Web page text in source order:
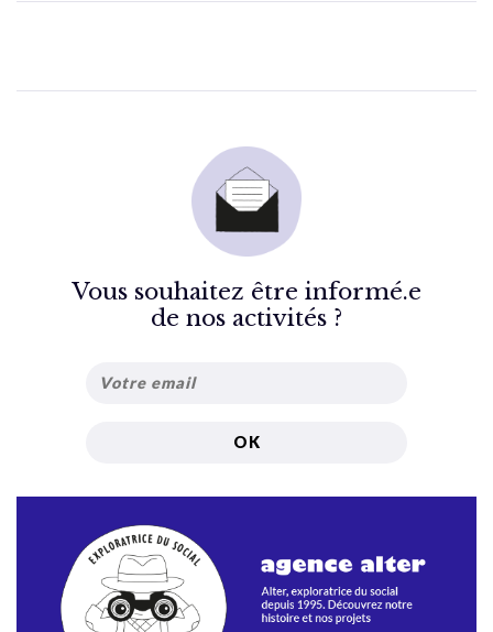
Vous souhaitez être informé.e
de nos activités ?